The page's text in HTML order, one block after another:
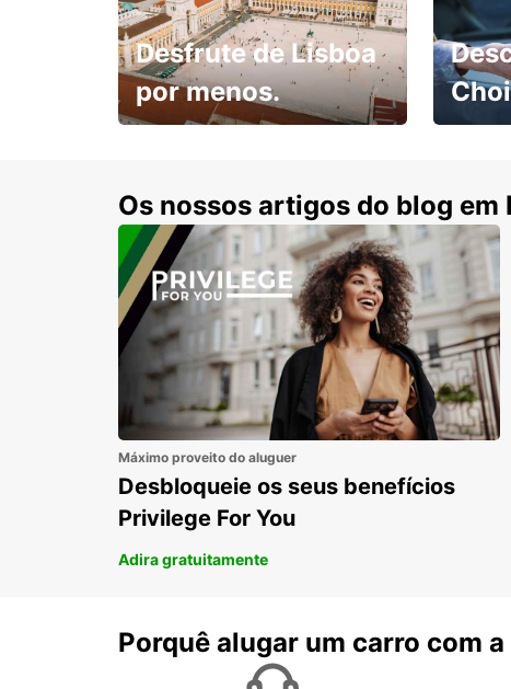
Desfrute de Lisboa
por menos.
Os nossos artigos do blog em
Máximo proveito do aluguer
Desbloqueie os seus benefícios
Privilege For You
Adira gratuitamente
Porquê alugar um carro com